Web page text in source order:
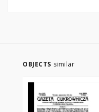
OBJECTS similar